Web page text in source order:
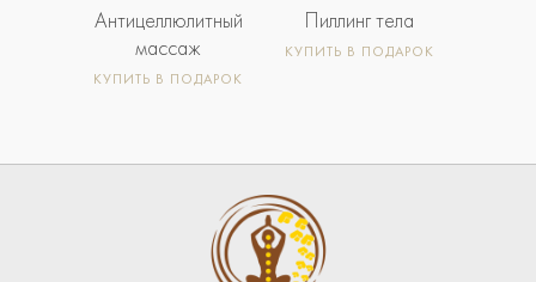
Антицеллюлитный
массаж
КУПИТЬ В ПОДАРОК
Пиллинг тела
КУПИТЬ В ПОДАРОК